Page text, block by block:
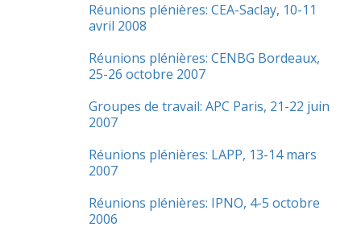
Réunions plénières: CEA-Saclay, 10-11
avril 2008
Réunions plénières: CENBG Bordeaux,
25-26 octobre 2007
Groupes de travail: APC Paris, 21-22 juin
2007
Réunions plénières: LAPP, 13-14 mars
2007
Réunions plénières: IPNO, 4-5 octobre
2006